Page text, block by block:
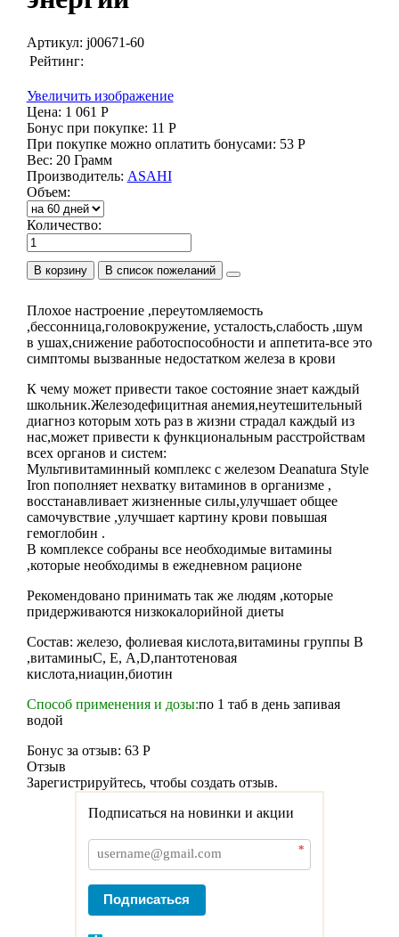
Артикул: j00671-60
Рейтинг:
Увеличить изображение
Цена: 1 061 Р
Бонус при покупке: 11 Р
При покупке можно оплатить бонусами: 53 Р
Вес: 20 Грамм
Производитель: ASAHI
Объем:
Количество:
В корзину
Плохое настроение ,переутомляемость
,бессонница,головокружение, усталость,слабость ,шум
в ушах,снижение работоспособности и аппетита-все это
симптомы вызванные недостатком железа в крови
К чему может привести такое состояние знает каждый
школьник.Железодефицитная анемия,неутешительный
диагноз которым хоть раз в жизни страдал каждый из
нас,может привести к функциональным расстройствам
всех органов и систем:
Мультивитаминный комплекс с железом Deanatura Style
Iron пополняет нехватку витаминов в организме ,
восстанавливает жизненные силы,улучшает общее
самочувствие ,улучшает картину крови повышая
гемоглобин .
В комплексе собраны все необходимые витамины
,которые необходимы в ежедневном рационе
Рекомендовано принимать так же людям ,которые
придерживаются низкокалорийной диеты
Состав: железо, фолиевая кислота,витамины группы В
,витаминыС, Е, А,D,пантотеновая
кислота,ниацин,биотин
Способ применения и дозы:по 1 таб в день запивая
водой
Бонус за отзыв: 63 Р
Отзыв
Зарегистрируйтесь, чтобы создать отзыв.
Подписаться на новинки и акции
*
Подписаться